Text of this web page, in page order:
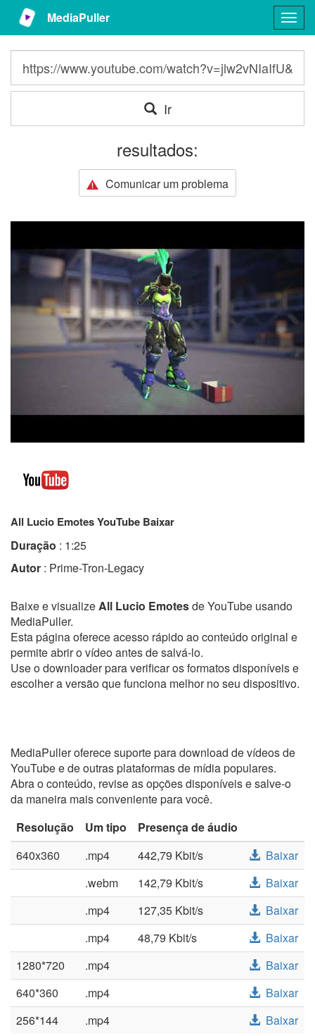
MediaPuller
Ir
resultados:
Comunicar um problema
All Lucio Emotes YouTube Baixar
Duração : 1:25
Autor : Prime-Tron-Legacy
Baixe e visualizeAll Lucio Emotesde YouTube usando
MediaPuller.
Esta página oferece acesso rápido ao conteúdo original e
permite abrir o vídeo antes de salvá-lo.
Use o downloader para verificar os formatos disponíveis e
escolher a versão que funciona melhor no seu dispositivo.
MediaPuller oferece suporte para download de vídeos de
YouTube e de outras plataformas de mídia populares.
Abra o conteúdo, revise as opções disponíveis e salve-o
da maneira mais conveniente para você.
Resolução
Um tipo
Presença de áudio
640x360
.mp4 442,79 Kbit/s
Baixar
.webm
142,79 Kbit/s
Baixar
.mp4
127,35 Kbit/s
Baixar
.mp4
48,79 Kbit/s
Baixar
1280*720
.mp4
Baixar
640*360
.mp4
Baixar
256*144
.mp4 Baixar